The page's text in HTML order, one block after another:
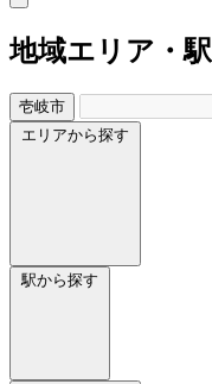
地域エリア・駅
壱岐市
エリアから探す
駅から探す